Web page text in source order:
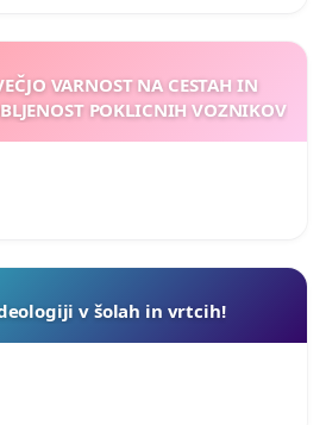
VARNOST NA CESTAH IN
POKLICNIH VOZNIKOV
v šolah in vrtcih!